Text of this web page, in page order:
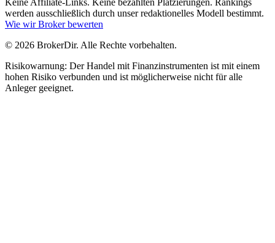
Keine Affiliate-Links. Keine bezahlten Platzierungen. Rankings
werden ausschließlich durch unser redaktionelles Modell bestimmt.
Wie wir Broker bewerten
© 2026 BrokerDir. Alle Rechte vorbehalten.
Risikowarnung: Der Handel mit Finanzinstrumenten ist mit einem
hohen Risiko verbunden und ist möglicherweise nicht für alle
Anleger geeignet.